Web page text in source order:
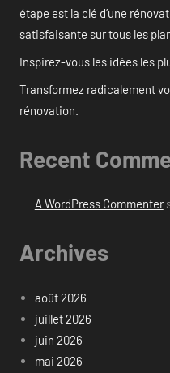
étape est la clé d’une
satisfaisante sur tous les
Inspirez-vous les idées les
Transformez radicalement
rénovation.
Recent
A WordPress Commenter
Archives
août 2026
juillet 2026
juin 2026
mai 2026